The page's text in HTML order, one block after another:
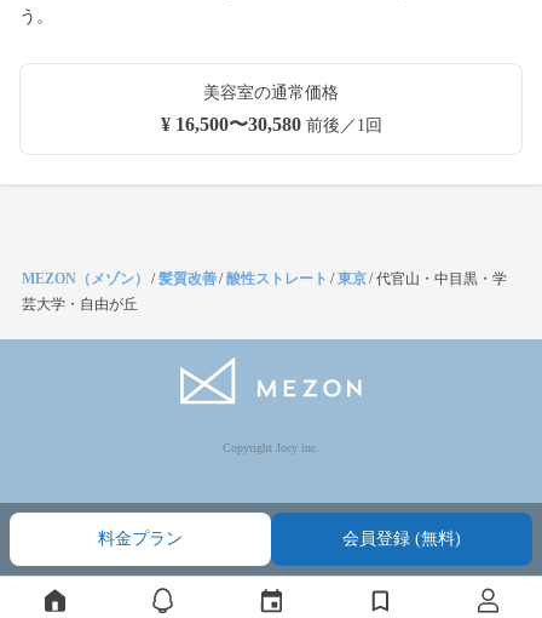
う。
美容室の通常価格
¥ 16,500〜30,580前後／1回
料金プラン 会員登録 (無料)
MEZON（メゾン） /髪質改善/酸性ストレート /東京/代官山・中目黒・学
芸大学・自由が丘
Copyright Jocy inc.